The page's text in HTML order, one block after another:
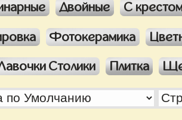
Двойные С
Фотокерамика
Столики Плитка